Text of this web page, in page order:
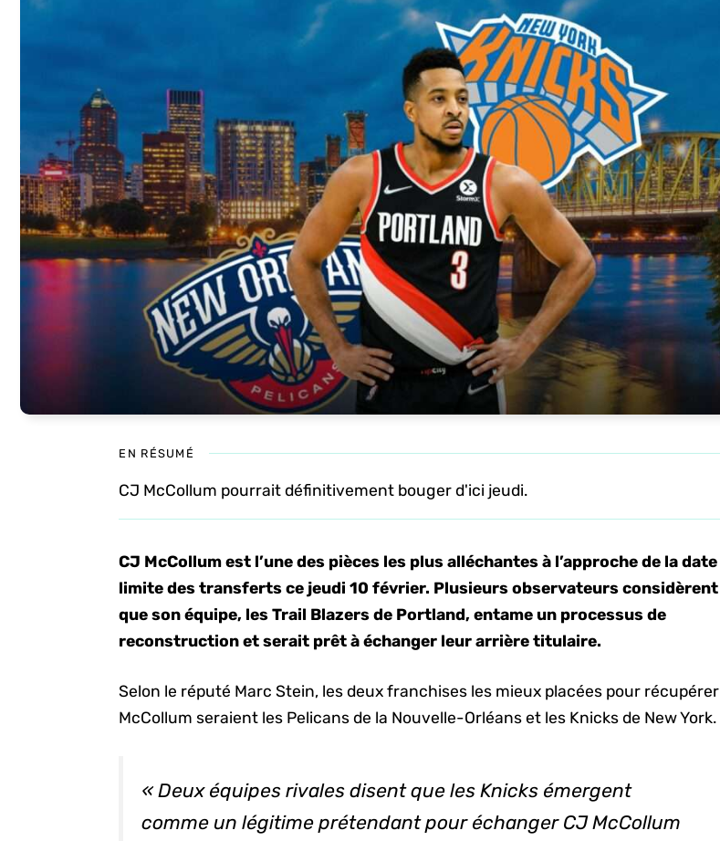
EN RÉSUMÉ
CJ McCollum pourrait définitivement bouger d'ici jeudi.
CJ McCollum est l’une des pièces les plus alléchantes à l’approche de la date
limite des transferts ce jeudi 10 février. Plusieurs observateurs considèrent
que son équipe, les Trail Blazers de Portland, entame un processus de
reconstruction et serait prêt à échanger leur arrière titulaire.
Selon le réputé Marc Stein, les deux franchises les mieux placées pour récupérer
McCollum seraient les Pelicans de la Nouvelle-Orléans et les Knicks de New York.
« Deux équipes rivales disent que les Knicks émergent
comme un légitime prétendant pour échanger CJ McCollum